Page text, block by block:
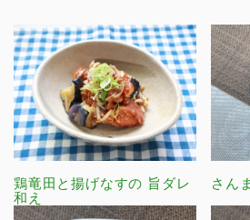
鶏竜田と揚げなすの 旨ダレ
和え
さん